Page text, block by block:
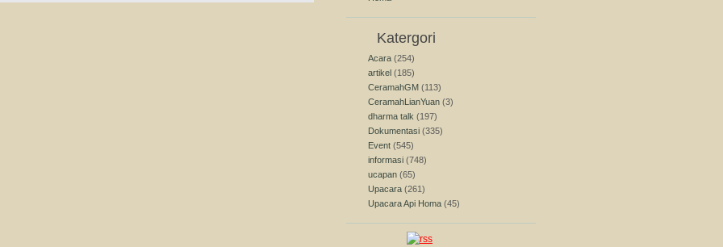
Katergori
Acara (254)
artikel (185)
CeramahGM (113)
CeramahLianYuan (3)
dharma talk (197)
Dokumentasi (335)
Event (545)
informasi (748)
ucapan (65)
Upacara (261)
Upacara Api Homa (45)